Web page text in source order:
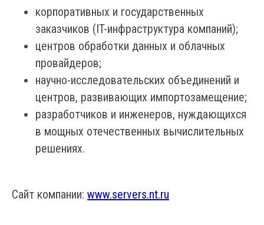
корпоративных и государственных
заказчиков (IT-инфраструктура компаний);
центров обработки данных и облачных
провайдеров;
научно-исследовательских объединений и
центров, развивающих импортозамещение;
разработчиков и инженеров, нуждающихся
в мощных отечественных вычислительных
решениях.
Сайт компании: www.servers.nt.ru